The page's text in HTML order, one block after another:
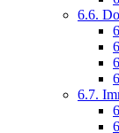
6.6.
6.7.